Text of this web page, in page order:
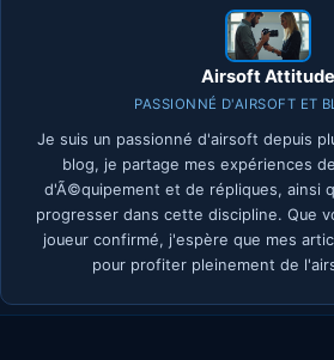
Airsoft Attitude
PASSIONNÉ D'AIRSOFT ET
Je suis un passionné d'airsoft depuis
blog, je partage mes expériences
d'Ã©quipement et de répliques, ainsi
progresser dans cette discipline. Que
joueur confirmé, j'espère que mes
pour profiter pleinement de